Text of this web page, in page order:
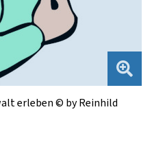
erleben © by Reinhild